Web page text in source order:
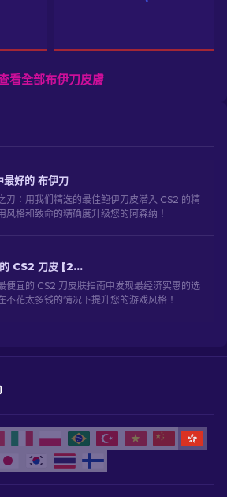
看全部布伊刀皮膚
最好的 布伊刀
刃：用我们精选的最佳鲍伊刀皮潜入 CS2 的精
风格和致命的精确度升级您的阿森纳！
最便宜的 CS2 刀皮 [2026]
便宜的 CS2 刀皮肤指南中发现最经济实惠的选
不花太多钱的情况下提升您的游戏风格！